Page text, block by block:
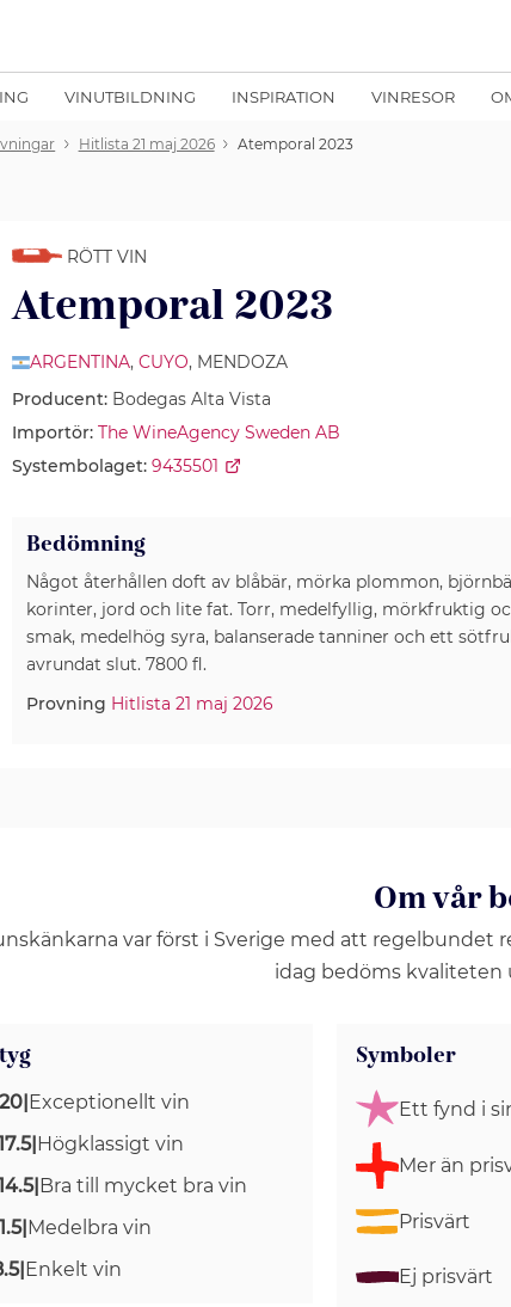
VINUTBILDNING INSPIRATION VINRESOR
Hitlista 21 maj 2026 Atemporal 2023
RÖTT VIN
Atemporal 2023
ARGENTINA,CUYO, MENDOZA
Producent:Bodegas Alta Vista
Importör: The WineAgency Sweden AB
Systembolaget: 9435501
Bedömning
Något återhållen doft av blåbär, mörka plommon,
korinter, jord och lite fat. Torr, medelfyllig, mörkfruktig
smak, medelhög syra, balanserade tanniner och ett
avrundat slut. 7800 fl.
Provning Hitlista 21 maj 2026
Om vår
var först i Sverige med att regelbundet
idag bedöms kvaliteten
|Exceptionellt vin
|Högklassigt vin
|Bra till mycket bra vin
|Medelbra vin
|Enkelt vin
Symboler
Ett fynd i
Mer än
Prisvärt
Ej prisvärt